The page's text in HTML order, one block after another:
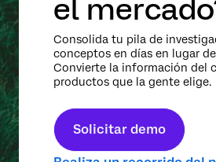
el
Consolida tu pila de
conceptos en días en lugar
Convierte la información del
productos que la gente elige.
Solicitar demo